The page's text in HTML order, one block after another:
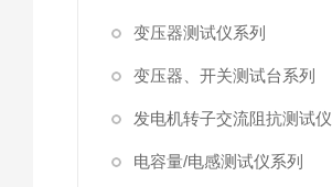
变压器测试仪系列
变压器、开关测试台系列
发电机转子交流阻抗测试仪
电容量/电感测试仪系列